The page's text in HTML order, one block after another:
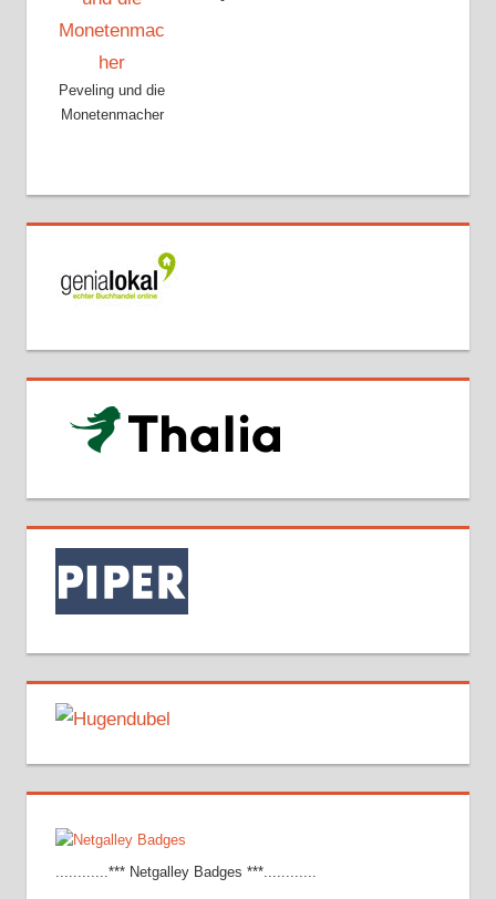
Peveling und die
Monetenmacher
............*** Netgalley Badges ***............